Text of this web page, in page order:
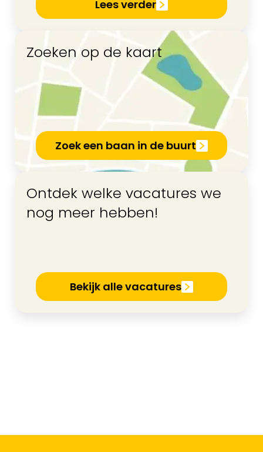
Lees verder
Zoeken op de kaart
Zoek een baan in de buurt
Ontdek welke vacatures we
nog meer hebben!
Bekijk alle vacatures